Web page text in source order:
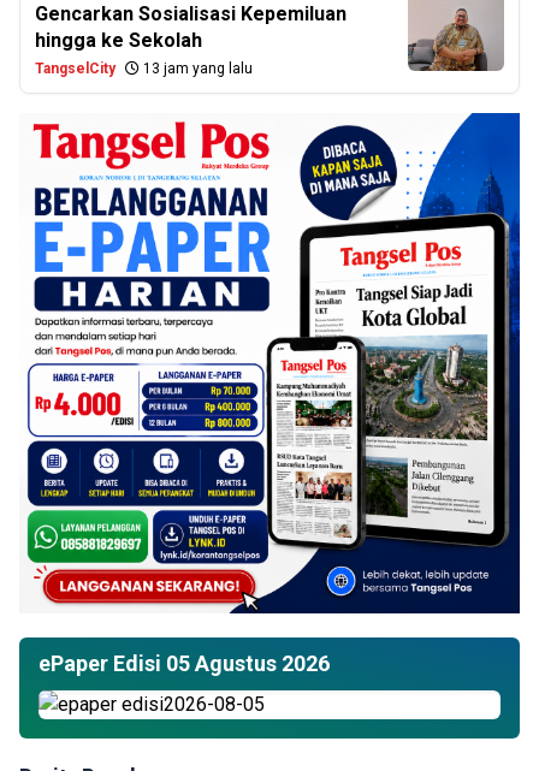
Gencarkan Sosialisasi Kepemiluan
hingga ke Sekolah
TangselCity 13 jam yang lalu
ePaper Edisi 05 Agustus 2026